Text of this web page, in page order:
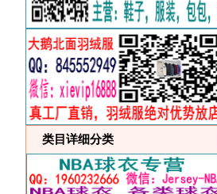
类目详细分类